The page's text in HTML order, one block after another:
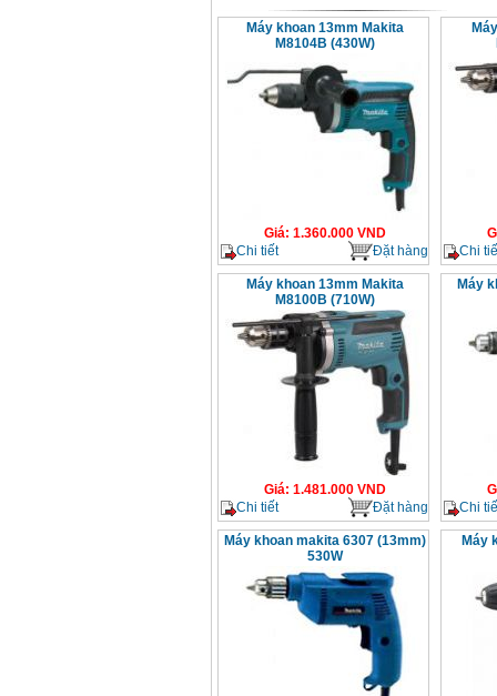
Máy khoan 13mm Makita
M8104B (430W)
Giá: 1.360.000VND
Chi tiết
Đặt hàng
Chi
Máy khoan 13mm Makita
M8100B (710W)
Giá: 1.481.000VND
Chi tiết
Đặt hàng
Máy
Chi
Máy khoan makita 6307 (13mm)
530W
Máy